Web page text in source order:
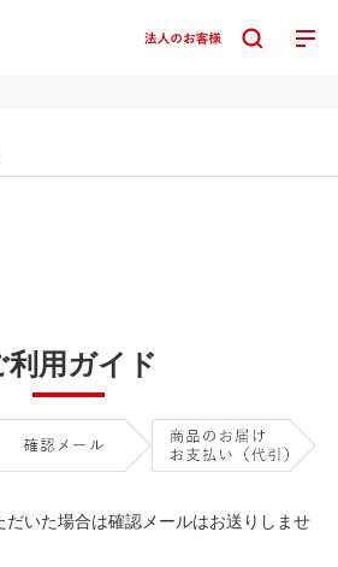
利用ガイド
だいた場合は確認メールはお送りしませ